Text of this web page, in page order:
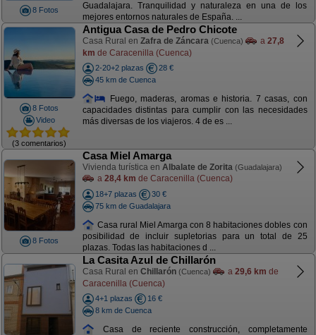
8 Fotos
Guadalajara. Tranquilidad y naturaleza en una de los
mejores entornos naturales de España. ...
8 Fotos
Video
(3 comentarios)
Antigua Casa de Pedro Chicote
Casa Rural en Zafra de Záncara (Cuenca) a 27,8
km de Caracenilla (Cuenca)
2-20+2 plazas
28 €
45 km de Cuenca
Fuego, maderas, aromas e historia. 7 casas, con
capacidades distintas para cumplir con las necesidades
más diversas de los viajeros. 4 de es ...
8 Fotos
Casa Miel Amarga
Vivienda turística en Albalate de Zorita (Guadalajara)
a 28,4 km de Caracenilla (Cuenca)
18+7 plazas
30 €
75 km de Guadalajara
Casa rural Miel Amarga con 8 habitaciones dobles con
posibilidad de incluir supletorias para un total de 25
plazas. Todas las habitaciones d ...
La Casita Azul de Chillarón
Casa Rural en Chillarón (Cuenca) a 29,6 km de
Caracenilla (Cuenca)
4+1 plazas
16 €
8 km de Cuenca
Casa de reciente construcción, completamente